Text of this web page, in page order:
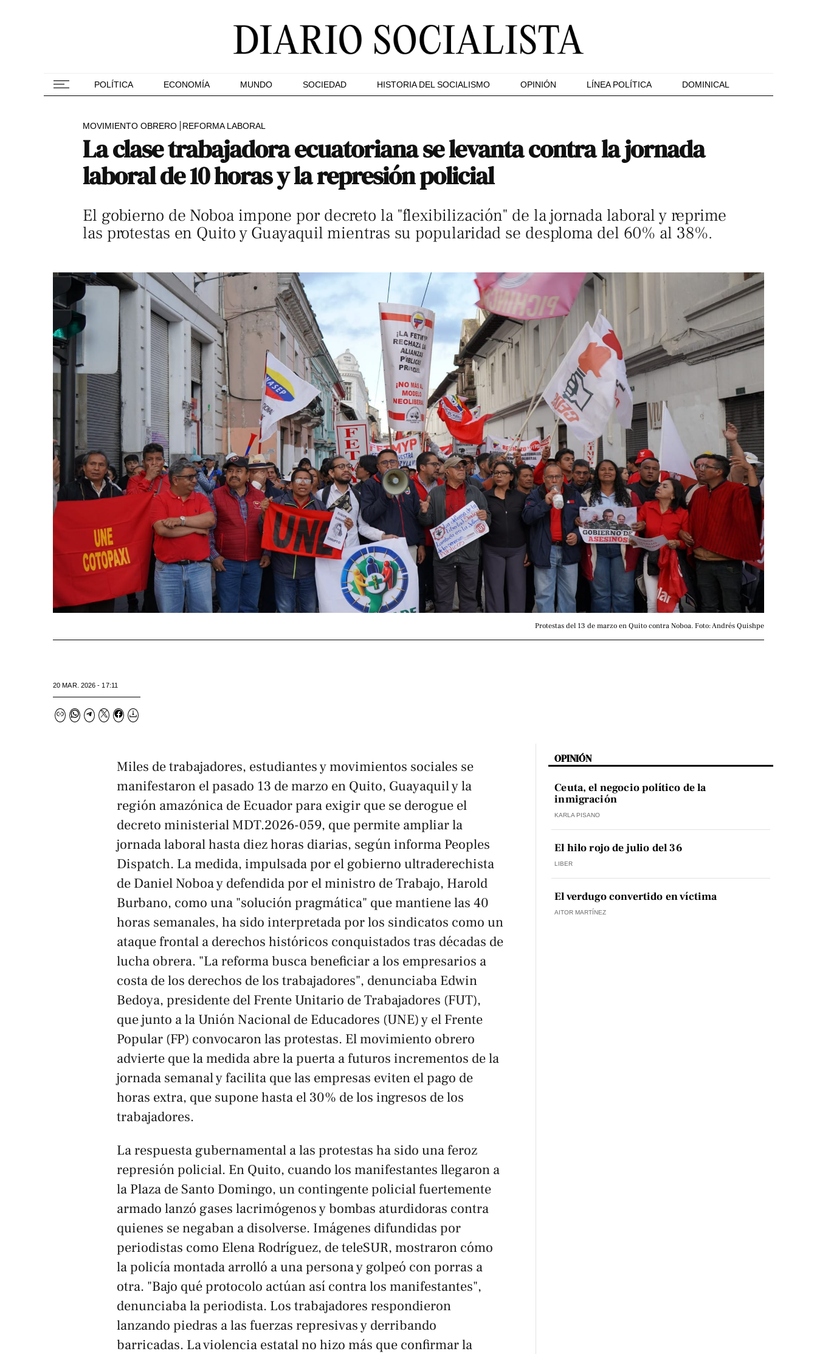
POLÍTICA ECONOMÍA MUNDO SOCIEDAD HISTORIA DEL SOCIALISMO OPINIÓN LÍNEA POLÍTICA DOMINICAL
MOVIMIENTO OBRERO REFORMA LABORAL
La clase trabajadora ecuatoriana se levanta contra la jornada
laboral de 10 horas y la represión policial
El gobierno de Noboa impone por decreto la "flexibilización" de la jornada laboral y reprime
las protestas en Quito y Guayaquil mientras su popularidad se desploma del 60% al 38%.
Protestas del 13 de marzo en Quito contra Noboa. Foto: Andrés Quishpe
20 MAR. 2026 - 17:11
Miles de trabajadores, estudiantes y movimientos sociales se
manifestaron el pasado 13 de marzo en Quito, Guayaquil y la
región amazónica de Ecuador para exigir que se derogue el
decreto ministerial MDT.2026-059, que permite ampliar la
jornada laboral hasta diez horas diarias, según informa Peoples
Dispatch. La medida, impulsada por el gobierno ultraderechista
de Daniel Noboa y defendida por el ministro de Trabajo, Harold
Burbano, como una "solución pragmática" que mantiene las 40
horas semanales, ha sido interpretada por los sindicatos como un
ataque frontal a derechos históricos conquistados tras décadas de
lucha obrera. "La reforma busca beneficiar a los empresarios a
costa de los derechos de los trabajadores", denunciaba Edwin
Bedoya, presidente del Frente Unitario de Trabajadores (FUT),
que junto a la Unión Nacional de Educadores (UNE) y el Frente
Popular (FP) convocaron las protestas. El movimiento obrero
advierte que la medida abre la puerta a futuros incrementos de la
jornada semanal y facilita que las empresas eviten el pago de
horas extra, que supone hasta el 30% de los ingresos de los
trabajadores.
La respuesta gubernamental a las protestas ha sido una feroz
represión policial. En Quito, cuando los manifestantes llegaron a
la Plaza de Santo Domingo, un contingente policial fuertemente
armado lanzó gases lacrimógenos y bombas aturdidoras contra
quienes se negaban a disolverse. Imágenes difundidas por
periodistas como Elena Rodríguez, deteleSUR, mostraron cómo
la policía montada arrolló a una persona y golpeó con porras a
otra. "Bajo qué protocolo actúan así contra los manifestantes",
denunciaba la periodista. Los trabajadores respondieron
lanzando piedras a las fuerzas represivas y derribando
barricadas. La violencia estatal no hizo más que confirmar la
OPINIÓN
Ceuta, el negocio político de la
inmigración
KARLA PISANO
El hilo rojo de julio del 36
LIBER
El verdugo convertido en víctima
AITOR MARTÍNEZ